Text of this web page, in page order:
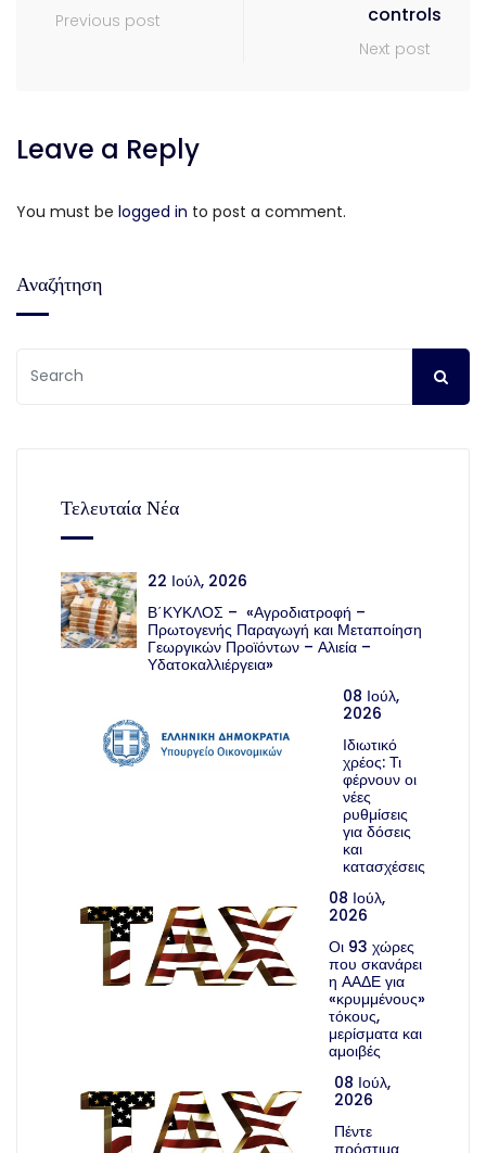
Previous post
controls
Next post
Leave a Reply
You must be logged in to post a comment.
Αναζήτηση
Τελευταία Νέα
22 Ιούλ, 2026
Β΄ΚΥΚΛΟΣ – «Αγροδιατροφή –
Πρωτογενής Παραγωγή και Μεταποίηση
Γεωργικών Προϊόντων – Αλιεία –
Υδατοκαλλιέργεια»
08 Ιούλ,
2026
Ιδιωτικό
χρέος: Τι
φέρνουν οι
νέες
ρυθμίσεις
για δόσεις
και
κατασχέσεις
08 Ιούλ,
2026
Οι 93 χώρες
που σκανάρει
η ΑΑΔΕ για
«κρυμμένους»
τόκους,
μερίσματα και
αμοιβές
08 Ιούλ,
2026
Πέντε
πρόστιμα